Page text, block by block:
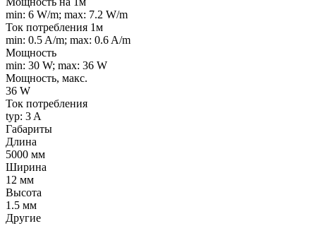
min: 6 W/m; max: 7.2 W/m
Ток потребления 1м
min: 0.5 A/m; max: 0.6 A/m
Мощность
min: 30 W; max: 36 W
Мощность, макс.
36 W
Ток потребления
typ: 3 A
Габариты
Длина
5000 мм
Ширина
12 мм
Высота
1.5 мм
Другие